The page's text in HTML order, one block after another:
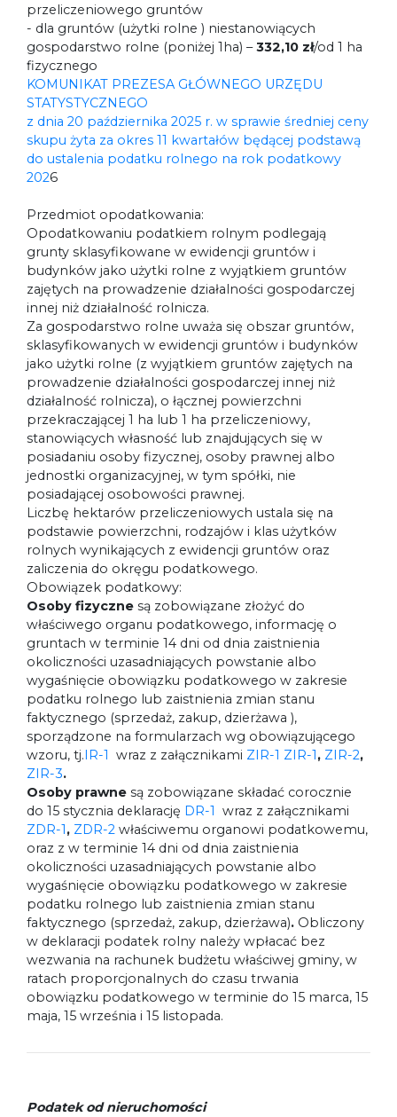
przeliczeniowego gruntów
- dla gruntów (użytki rolne ) niestanowiących
gospodarstwo rolne (poniżej 1ha) –332,10 zł/od 1 ha
fizycznego
KOMUNIKAT PREZESA GŁÓWNEGO URZĘDU
STATYSTYCZNEGO
z dnia 20 października 2025 r. w sprawie średniej ceny
skupu żyta za okres 11 kwartałów będącej podstawą
do ustalenia podatku rolnego na rok podatkowy
2026
Przedmiot opodatkowania:
Opodatkowaniu podatkiem rolnym podlegają
grunty sklasyfikowane w ewidencji gruntów i
budynków jako użytki rolne z wyjątkiem gruntów
zajętych na prowadzenie działalności gospodarczej
innej niż działalność rolnicza.
Za gospodarstwo rolne uważa się obszar gruntów,
sklasyfikowanych w ewidencji gruntów i budynków
jako użytki rolne (z wyjątkiem gruntów zajętych na
prowadzenie działalności gospodarczej innej niż
działalność rolnicza), o łącznej powierzchni
przekraczającej 1 ha lub 1 ha przeliczeniowy,
stanowiących własność lub znajdujących się w
posiadaniu osoby fizycznej, osoby prawnej albo
jednostki organizacyjnej, w tym spółki, nie
posiadającej osobowości prawnej.
Liczbę hektarów przeliczeniowych ustala się na
podstawie powierzchni, rodzajów i klas użytków
rolnych wynikających z ewidencji gruntów oraz
zaliczenia do okręgu podatkowego.
Obowiązek podatkowy:
Osoby fizyczne są zobowiązane złożyć do
właściwego organu podatkowego, informację o
gruntach w terminie 14 dni od dnia zaistnienia
okoliczności uzasadniających powstanie albo
wygaśnięcie obowiązku podatkowego w zakresie
podatku rolnego lub zaistnienia zmian stanu
faktycznego (sprzedaż, zakup, dzierżawa ),
sporządzone na formularzach wg obowiązującego
wzoru, tj.IR-1 wraz z załącznikami ZIR-1 ZIR-1, ZIR-2,
ZIR-3.
Osoby prawne są zobowiązane składać corocznie
do 15 stycznia deklarację DR-1 wraz z załącznikami
ZDR-1, ZDR-2 właściwemu organowi podatkowemu,
oraz z w terminie 14 dni od dnia zaistnienia
okoliczności uzasadniających powstanie albo
wygaśnięcie obowiązku podatkowego w zakresie
podatku rolnego lub zaistnienia zmian stanu
faktycznego (sprzedaż, zakup, dzierżawa). Obliczony
w deklaracji podatek rolny należy wpłacać bez
wezwania na rachunek budżetu właściwej gminy, w
ratach proporcjonalnych do czasu trwania
obowiązku podatkowego w terminie do 15 marca, 15
maja, 15 września i 15 listopada.
Podatek od nieruchomości